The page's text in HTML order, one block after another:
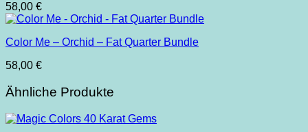
58,00 €
Color Me – Orchid – Fat Quarter Bundle
58,00 €
Ähnliche Produkte